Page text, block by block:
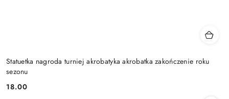
Statuetka nagroda turniej akrobatyka akrobatka zakończenie roku
sezonu
Cena:
18.00